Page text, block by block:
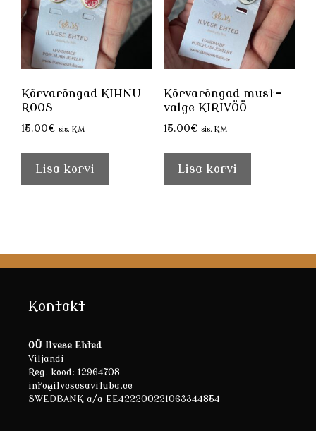
Kõrvarõngad KIHNU
ROOS
15.00€ sis. KM
Lisa korvi
Kõrvarõngad must-
valge KIRIVÖÖ
15.00€ sis. KM
Lisa korvi
Kontakt
OÜ Ilvese Ehted
Viljandi
Reg. kood: 12964708
info@ilvesesavituba.ee
SWEDBANK a/a EE422200221063344854